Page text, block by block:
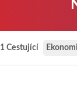
1 Cestující